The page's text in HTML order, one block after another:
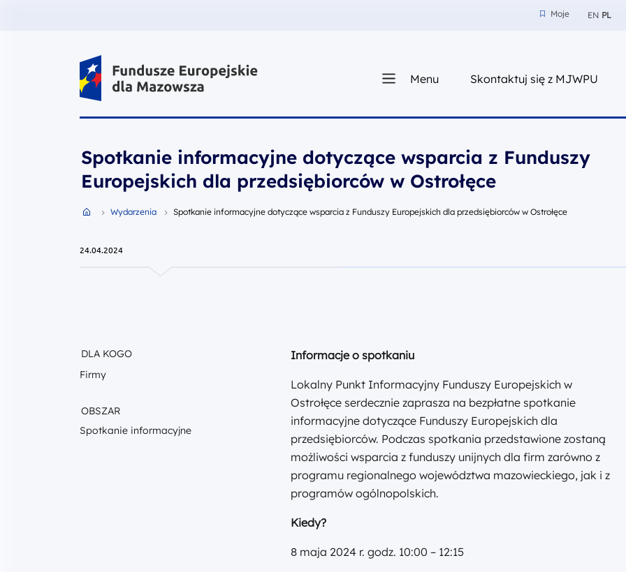
Moje
Moje EN PL
Fundusze Europejskie dla Mazowsza Menu Skontaktuj się z MJWPUz nami
Spotkanie informacyjne dotyczące wsparcia z Funduszy
Europejskich dla przedsiębiorców w Ostrołęce
Przejdź do strony głównej portalu
Wydarzenia Spotkanie informacyjne dotyczące wsparcia z Funduszy Europejskich dla przedsiębiorców w Ostrołęce
24.04.2024
DLA KOGO
Firmy
OBSZAR
Spotkanie informacyjne
Informacje o spotkaniu
Lokalny Punkt Informacyjny Funduszy Europejskich w
Ostrołęce serdecznie zaprasza na bezpłatne spotkanie
informacyjne dotyczące Funduszy Europejskich dla
przedsiębiorców. Podczas spotkania przedstawione zostaną
możliwości wsparcia z funduszy unijnych dla firm zarówno z
programu regionalnego województwa mazowieckiego, jak i z
programów ogólnopolskich.
Kiedy?
8 maja 2024 r. godz. 10:00 – 12:15